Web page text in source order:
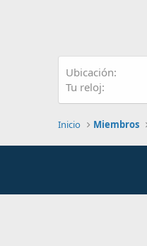
Ubicación
Tu reloj
Inicio Miembros